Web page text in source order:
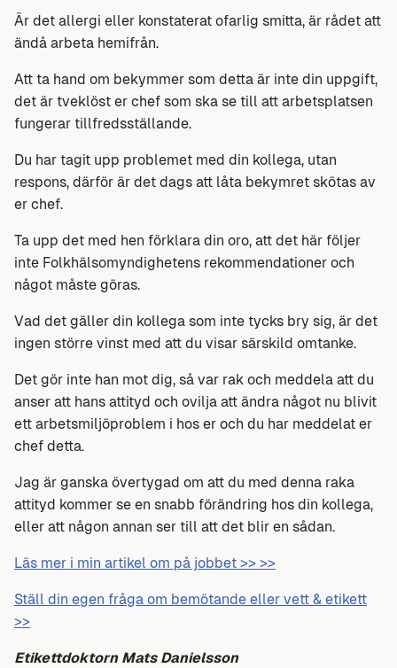
Är det allergi eller konstaterat ofarlig smitta, är rådet att
ändå arbeta hemifrån.
Att ta hand om bekymmer som detta är inte din uppgift,
det är tveklöst er chef som ska se till att arbetsplatsen
fungerar tillfredsställande.
Du har tagit upp problemet med din kollega, utan
respons, därför är det dags att låta bekymret skötas av
er chef.
Ta upp det med hen förklara din oro, att det här följer
inte Folkhälsomyndighetens rekommendationer och
något måste göras.
Vad det gäller din kollega som inte tycks bry sig, är det
ingen större vinst med att du visar särskild omtanke.
Det gör inte han mot dig, så var rak och meddela att du
anser att hans attityd och ovilja att ändra något nu blivit
ett arbetsmiljöproblem i hos er och du har meddelat er
chef detta.
Jag är ganska övertygad om att du med denna raka
attityd kommer se en snabb förändring hos din kollega,
eller att någon annan ser till att det blir en sådan.
Läs mer i min artikel om på jobbet >> >>
Ställ din egen fråga om bemötande eller vett & etikett
>>
Etikettdoktorn Mats Danielsson